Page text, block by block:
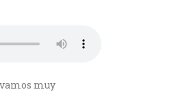
muy